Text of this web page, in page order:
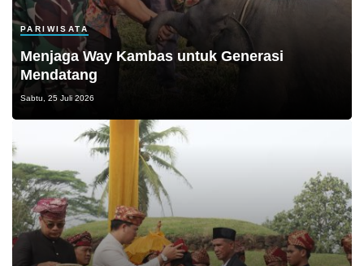
PARIWISATA
Menjaga Way Kambas untuk Generasi
Mendatang
Sabtu, 25 Juli 2026